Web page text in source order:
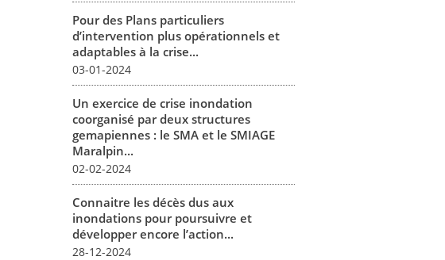
Pour des Plans particuliers
d’intervention plus opérationnels et
adaptables à la crise...
03-01-2024
Un exercice de crise inondation
coorganisé par deux structures
gemapiennes : le SMA et le SMIAGE
Maralpin...
02-02-2024
Connaitre les décès dus aux
inondations pour poursuivre et
développer encore l’action...
28-12-2024